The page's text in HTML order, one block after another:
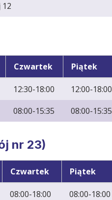
12
Czwartek Piątek
12:30-18:00
12:00-18:00
08:00-15:35 08:00-15:35
nr 23)
Czwartek Piątek
08:00-18:00 08:00-18:00